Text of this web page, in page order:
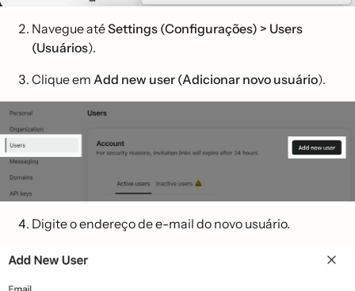
Navegue atéSettings (Configurações) > Users
(Usuários).
Clique em Add new user (Adicionar novo usuário).
Digite o endereço de e-mail do novo usuário.